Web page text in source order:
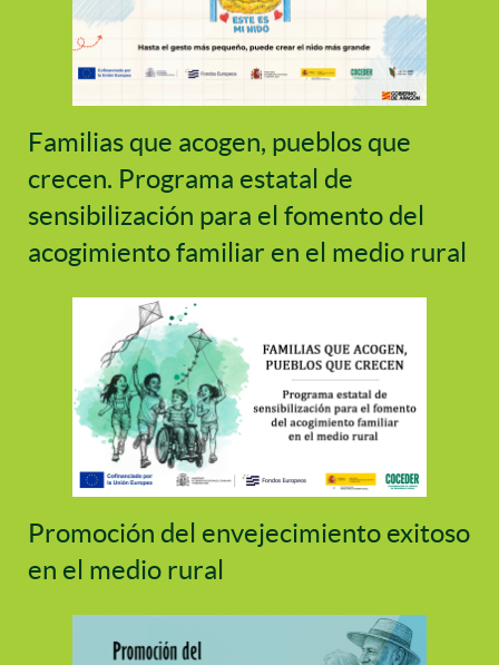
Familias que acogen, pueblos que
crecen. Programa estatal de
sensibilización para el fomento del
acogimiento familiar en el medio rural
Promoción del envejecimiento exitoso
en el medio rural